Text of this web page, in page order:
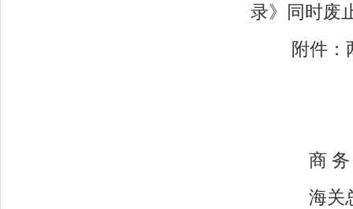
录》同时废
附件：
商 务
海关